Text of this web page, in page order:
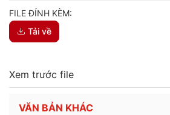
FILE ĐÍNH KÈM:
Tải về
Xem trước file
VĂN BẢN KHÁC